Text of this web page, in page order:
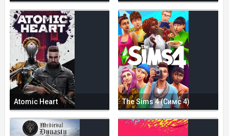
Atomic Heart The Sims 4 (Симс 4)